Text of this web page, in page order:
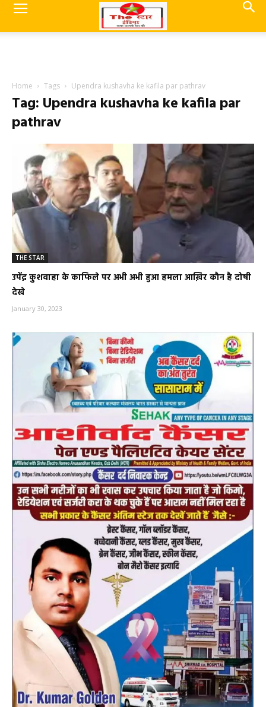
Home Tags Upendra kushavha ke kafila par pathrav
Tag: Upendra kushavha ke kafila par
pathrav
THE STAR
उपेंद्र कुशवाहा के काफिले पर अभी अभी हुआ हमला आख़िर कौन है दोषी
देखे
January 30, 2023